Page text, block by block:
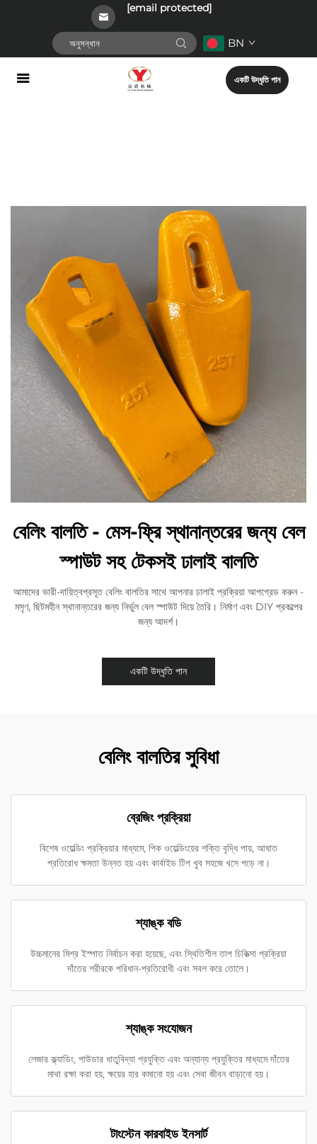
[email protected]
BN
একটি উদ্ধৃতি পান
বেলিং বালতি - মেস-ফ্রি স্থানান্তরের জন্য বেল
স্পাউট সহ টেকসই ঢালাই বালতি
আমাদের ভারী-দায়িত্বপ্রসূত বেলিং বালতির সাথে আপনার ঢালাই প্রক্রিয়া আপগ্রেড করুন -
মসৃণ, ছিটমহীন স্থানান্তরের জন্য নির্ভুল বেল স্পাউট দিয়ে তৈরি। নির্মাণ এবং DIY প্রকল্পের
জন্য আদর্শ।
একটি উদ্ধৃতি পান
বেলিং বালতির সুবিধা
ব্রেজিং প্রক্রিয়া
বিশেষ ওয়েল্ডিং প্রক্রিয়ার মাধ্যমে, পিক ওয়েল্ডিংয়ের শক্তি বৃদ্ধি পায়, আঘাত
প্রতিরোধ ক্ষমতা উন্নত হয় এবং কার্বাইড টিপ খুব সহজে খসে পড়ে না।
শ্যাঙ্ক বডি
উচ্চমানের মিশ্র ইস্পাত নির্বাচন করা হয়েছে, এবং স্থিতিশীল তাপ চিকিত্সা প্রক্রিয়া
দাঁতের শরীরকে পরিধান-প্রতিরোধী এবং সবল করে তোলে।
শ্যাঙ্ক সংযোজন
লেজার ক্ল্যাডিং, পাউডার ধাতুবিদ্যা প্রযুক্তি এবং অন্যান্য প্রযুক্তির মাধ্যমে দাঁতের
মাথা রক্ষা করা হয়, ক্ষয়ের হার কমানো হয় এবং সেবা জীবন বাড়ানো হয়।
টাংস্টেন কারবাইড ইনসার্ট